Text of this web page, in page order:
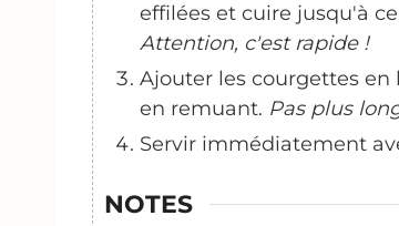
effilées et cuire jusqu'à
Attention, c'est rapide !
Ajouter les courgettes en
en remuant. Pas plus
Servir immédiatement
NOTES